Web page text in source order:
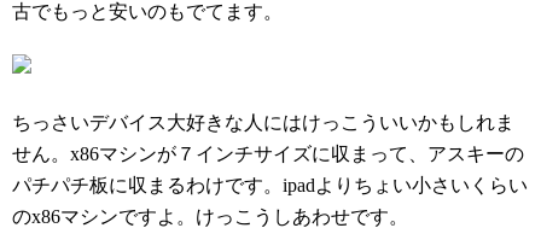
古でもっと安いのもでてます。
ちっさいデバイス大好きな人にはけっこういいかもしれま
せん。x86マシンが７インチサイズに収まって、アスキーの
パチパチ板に収まるわけです。ipadよりちょい小さいくらい
のx86マシンですよ。けっこうしあわせです。